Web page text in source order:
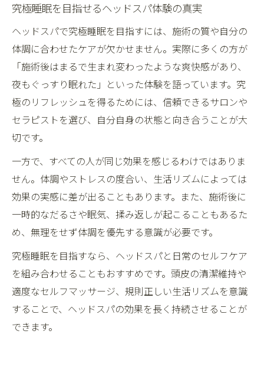
究極睡眠を目指せるヘッドスパ体験の真実
ヘッドスパで究極睡眠を目指すには、施術の質や自分の
体調に合わせたケアが欠かせません。実際に多くの方が
「施術後はまるで生まれ変わったような爽快感があり、
夜もぐっすり眠れた」といった体験を語っています。究
極のリフレッシュを得るためには、信頼できるサロンや
セラピストを選び、自分自身の状態と向き合うことが大
切です。
一方で、すべての人が同じ効果を感じるわけではありま
せん。体調やストレスの度合い、生活リズムによっては
効果の実感に差が出ることもあります。また、施術後に
一時的なだるさや眠気、揉み返しが起こることもあるた
め、無理をせず体調を優先する意識が必要です。
究極睡眠を目指すなら、ヘッドスパと日常のセルフケア
を組み合わせることもおすすめです。頭皮の清潔維持や
適度なセルフマッサージ、規則正しい生活リズムを意識
することで、ヘッドスパの効果を長く持続させることが
できます。